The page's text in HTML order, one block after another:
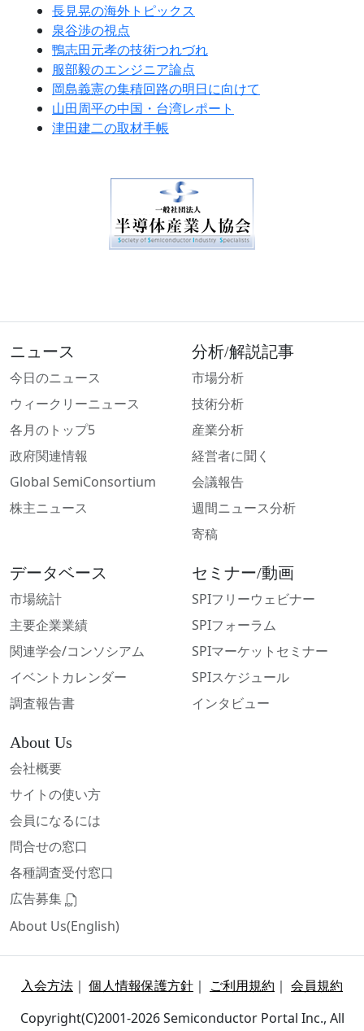
長見晃の海外トピックス
泉谷渉の視点
鴨志田元孝の技術つれづれ
服部毅のエンジニア論点
岡島義憲の集積回路の明日に向けて
山田周平の中国・台湾レポート
津田建二の取材手帳
ニュース
今日のニュース
ウィークリーニュース
各月のトップ5
政府関連情報
Global SemiConsortium
株主ニュース
分析/解説記事
市場分析
技術分析
産業分析
経営者に聞く
会議報告
週間ニュース分析
寄稿
データベース
市場統計
主要企業業績
関連学会/コンソシアム
イベントカレンダー
調査報告書
セミナー/動画
SPIフリーウェビナー
SPIフォーラム
SPIマーケットセミナー
SPIスケジュール
インタビュー
About Us
会社概要
サイトの使い方
会員になるには
問合せの窓口
各種調査受付窓口
広告募集
About Us(English)
入会方法 ｜個人情報保護方針 ｜ ご利用規約 ｜ 会員規約
Copyright(C)2001-2026 Semiconductor Portal Inc., All